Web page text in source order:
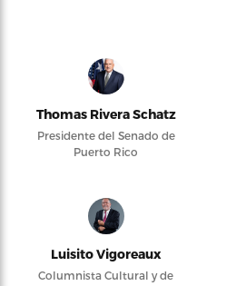
Thomas Rivera Schatz
Presidente del Senado de
Puerto Rico
Luisito Vigoreaux
Columnista Cultural y de